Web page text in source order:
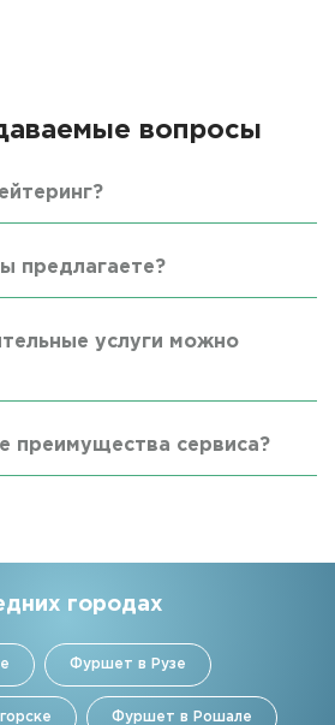
вопросы
предлагаете?
услуги можно
преимущества сервиса?
городах
Фуршет в Рузе
Фуршет в Рошале